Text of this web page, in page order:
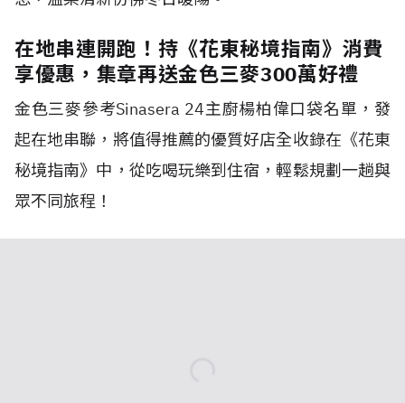
在地串連開跑！持《花東秘境指南》消費
享優惠，集章再送金色三麥300萬好禮
金色三麥參考Sinasera 24主廚楊柏偉口袋名單，發
起在地串聯，將值得推薦的優質好店全收錄在《花東
秘境指南》中，從吃喝玩樂到住宿，輕鬆規劃一趟與
眾不同旅程！